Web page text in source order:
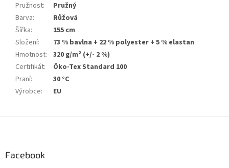
Pružnost:
Pružný
Barva:
Růžová
Šířka:
155 cm
Složení:
73 % bavlna + 22 % polyester + 5 % elastan
Hmotnost:
320 g/m² (+/- 2 %)
Certifikát:
Öko-Tex Standard 100
Praní:
30 °C
Výrobce: EU
Facebook